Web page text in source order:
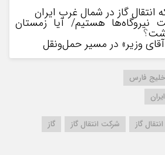
گاز در شمال غرب ایران
نیروگاه‌ها هستیم/ آیا زمستان
؟
وزیر» در مسیر حمل‌ونقل
فارس
گاز شرکت انتقال گاز گاز